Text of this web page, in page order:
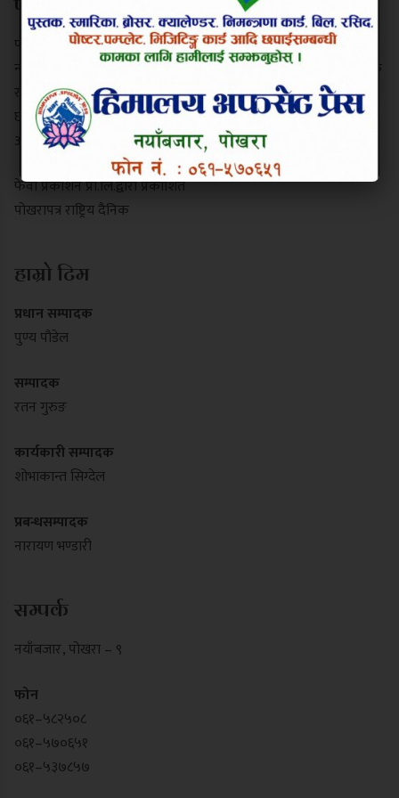
पोखरापत्र राष्ट्रिय दैनिक गण्डकी प्रदेशको एक प्रमुख समाचार माध्यम हो।
नयाँबजार, पोखरा-९ बाट प्रकाशित यो पत्रिकाले स्थानीय गतिविधि, प्रादेशिक
राजनीति, पर्यटन र राष्ट्रिय समाचार निष्पक्ष रूपमा सम्प्रेषण गर्दछ। यसले
छापा र डिजिटल पोर्टल दुवै माध्यमबाट आम नागरिकलाई सुसूचित गर्दै
आइरहेको छ।
फेवा प्रकाशन प्रा.लि.द्वारा प्रकाशित
पोखरापत्र राष्ट्रिय दैनिक
हाम्रो टिम
प्रधान सम्पादक
पुण्य पौडेल
सम्पादक
रतन गुरुङ
कार्यकारी सम्पादक
शोभाकान्त सिग्देल
प्रबन्धसम्पादक
नारायण भण्डारी
सम्पर्क
नयाँबजार , पोखरा – ९
फोन
०६१–५८२५०८
०६१–५७०६५१
०६१–५३७८५७